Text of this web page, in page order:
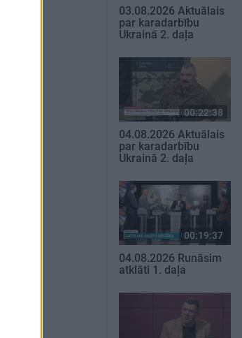
03.08.2026 Aktuālais
par karadarbību
Ukrainā 2. daļa
00:22:38
04.08.2026 Aktuālais
par karadarbību
Ukrainā 2. daļa
00:19:37
04.08.2026 Runāsim
atklāti 1. daļa